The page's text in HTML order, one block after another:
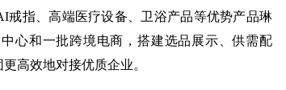
戒指、高端医疗设备、卫浴产品等优势产品琳
心和一批跨境电商，搭建选品展示、供需配
高效地对接优质企业。